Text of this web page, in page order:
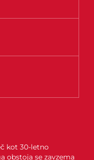
kot 30-letno
obstoja se zavzema